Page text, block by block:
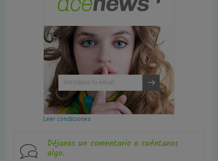
Leer condiciones
Déjanos un comentario o cuéntanos
algo.